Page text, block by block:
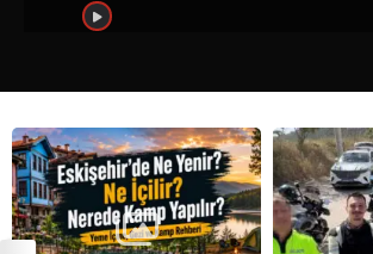
Dünyasına Bomba Gibi